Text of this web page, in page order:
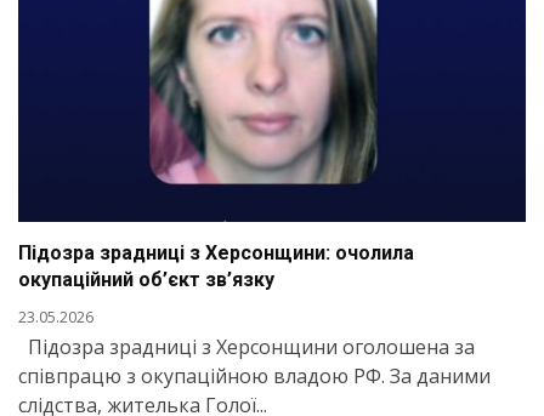
Підозра зрадниці з Херсонщини: очолила
окупаційний об’єкт зв’язку
23.05.2026
Підозра зрадниці з Херсонщини оголошена за
співпрацю з окупаційною владою РФ. За даними
слідства, жителька Голої...